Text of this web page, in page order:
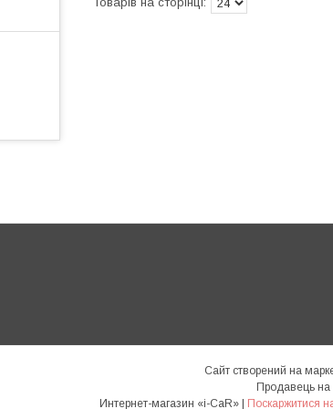
Сайт створений на
Продавець на
Поскаржитися